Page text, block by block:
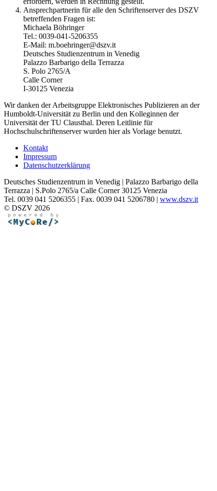
Ansprechpartnerin für alle den Schriftenserver des DSZV
betreffenden Fragen ist:
Michaela Böhringer
Tel.: 0039-041-5206355
E-Mail: m.boehringer@dszv.it
Deutsches Studienzentrum in Venedig
Palazzo Barbarigo della Terrazza
S. Polo 2765/A
Calle Corner
I-30125 Venezia
Wir danken der Arbeitsgruppe Elektronisches Publizieren an der
Humboldt-Universität zu Berlin und den Kolleginnen der
Universität der TU Clausthal. Deren Leitlinie für
Hochschulschriftenserver wurden hier als Vorlage benutzt.
Kontakt
Impressum
Datenschutzerklärung
Deutsches Studienzentrum in Venedig | Palazzo Barbarigo della
Terrazza | S.Polo 2765/a Calle Corner 30125 Venezia
Tel. 0039 041 5206355 | Fax. 0039 041 5206780 | www.dszv.it
© DSZV 2026